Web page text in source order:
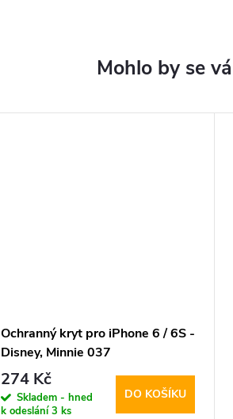
Ochranný kryt pro iPhone 6 / 6S -
Disney, Minnie 037
274 Kč
Skladem - hned
k odeslání3 ks
DO KOŠÍKU